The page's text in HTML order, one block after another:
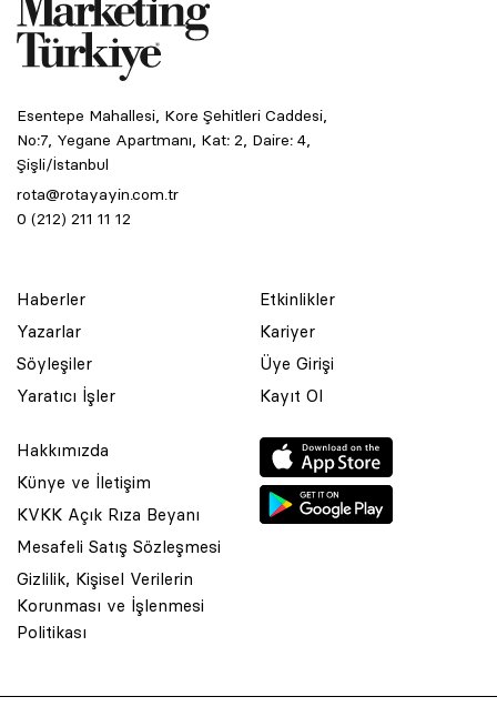
Esentepe Mahallesi, Kore Şehitleri Caddesi,
No:7, Yegane Apartmanı, Kat: 2, Daire: 4,
Şişli/İstanbul
rota@rotayayin.com.tr
0 (212) 211 11 12
Haberler
Yazarlar
Söyleşiler
Yaratıcı İşler
Etkinlikler
Kariyer
Üye Girişi
Kayıt Ol
Hakkımızda
Künye ve İletişim
KVKK Açık Rıza Beyanı
Mesafeli Satış Sözleşmesi
Gizlilik, Kişisel Verilerin
Korunması ve İşlenmesi
Politikası
© 2001 Rota Yayın Yapım Tanıtım Tic. Ltd. Şti. Bu Sitede Bulunan
Asquared WordPress Agencytarafından tasarlanmış ve